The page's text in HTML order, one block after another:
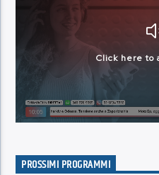
PROSSIMI PROGRAMMI